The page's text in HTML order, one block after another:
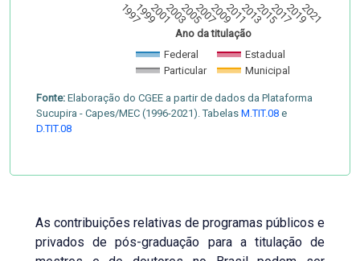
1997199920012003200520072009201120132015201720192021
Federal
Estadual
Particular
Municipal
Ano da titulação
Fonte: Elaboração do CGEE a partir de dados da Plataforma
Sucupira - Capes/MEC (1996-2021). Tabelas M.TIT.08 e
D.TIT.08
As contribuições relativas de programas públicos e
privados de pós-graduação para a titulação de